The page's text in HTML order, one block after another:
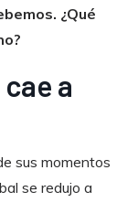
¿Qué
a
sus momentos
se redujo a